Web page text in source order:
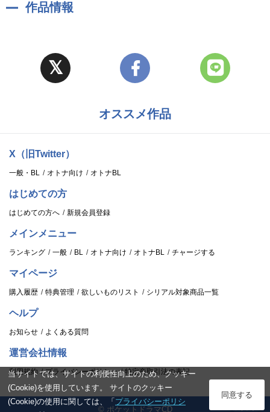
作品情報
オススメ作品
X（旧Twitter）
一般・BL オトナ向け オトナBL
はじめての方
はじめての方へ 新規会員登録
メインメニュー
ランキング 一般 BL オトナ向け オトナBL チャージする
マイページ
購入履歴 特典管理 欲しいものリスト シリアル対象商品一覧
ヘルプ
お知らせ よくある質問
運営会社情報
利用規約 プライバシーポリシー 特定商取引法の表記
© ポケットドラマCD
当サイトでは、サイトの利便性向上のため、クッキー
(Cookie)を使用しています。 サイトのクッキー
(Cookie)の使用に関しては、「 プライバシーポリシ
同意する